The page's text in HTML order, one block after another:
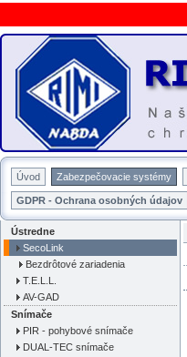
Úvod Zabezpečovacie systémy
GDPR - Ochrana osobných údajov
Ústredne
SecoLink
Bezdrôtové zariadenia
T.E.L.L.
AV-GAD
Snímače
PIR - pohybové snímače
DUAL-TEC snímače